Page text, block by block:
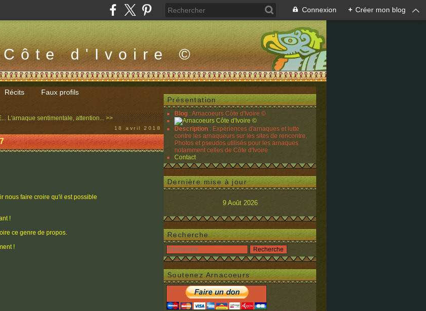
Connexion + Créer mon blog
Côte d'Ivoire ©
Récits Faux profils
L'arnaque sentimentale, attention... >>
18 avril 2018
nous faire croire qu'il est possible
!
ce genre de propos.
!
Présentation
Blog : Arnacoeurs Côte d'Ivoire ©
Description : Expériences d'arnaques et lutte
contre les arnaqueurs sur les sites de rencontre.
Photos et pseudos utilisés pour les arnaques
notamment celles de Côte d'Ivoire
Contact
Dernière mise à jour
9 Août 2026
Recherche
Soutenez Arnacoeurs